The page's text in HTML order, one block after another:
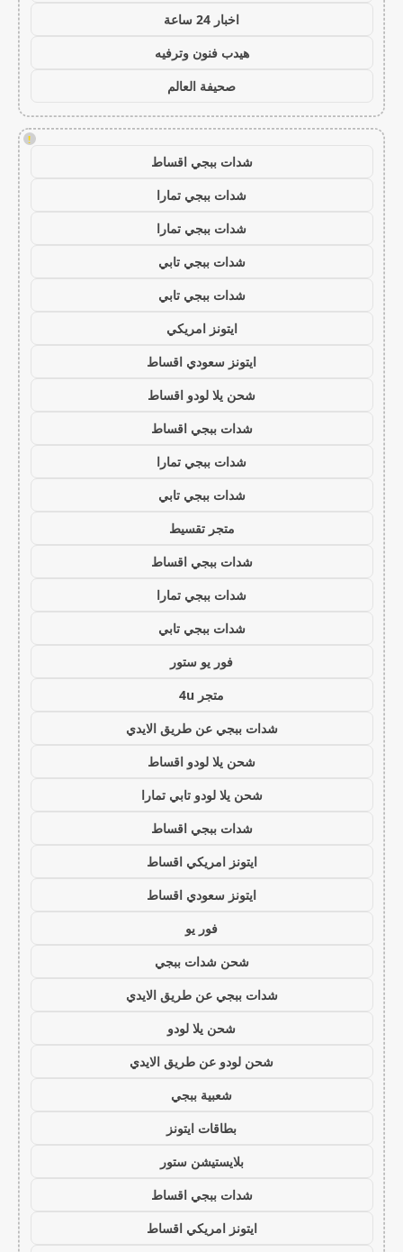
اخبار 24 ساعة
هيدب فنون وترفيه
صحيفة العالم
!
شدات ببجي اقساط
شدات ببجي تمارا
شدات ببجي تمارا
شدات ببجي تابي
شدات ببجي تابي
ايتونز امريكي
ايتونز سعودي اقساط
شحن يلا لودو اقساط
شدات ببجي اقساط
شدات ببجي تمارا
شدات ببجي تابي
متجر تقسيط
شدات ببجي اقساط
شدات ببجي تمارا
شدات ببجي تابي
فور يو ستور
متجر 4u
شدات ببجي عن طريق الايدي
شحن يلا لودو اقساط
شحن يلا لودو تابي تمارا
شدات ببجي اقساط
ايتونز امريكي اقساط
ايتونز سعودي اقساط
فور يو
شحن شدات ببجي
شدات ببجي عن طريق الايدي
شحن يلا لودو
شحن لودو عن طريق الايدي
شعبية ببجي
بطاقات ايتونز
بلايستيشن ستور
شدات ببجي اقساط
ايتونز امريكي اقساط